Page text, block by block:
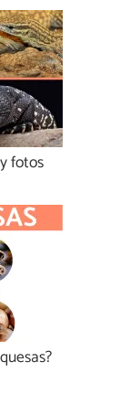
fotos